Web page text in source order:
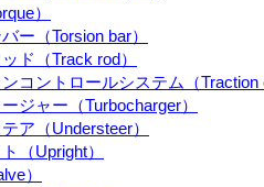
）
ー（Torsion bar）
ド（Track rod）
ンコントロールシステム（
ジャー（Turbocharger）
ア（Understeer）
（Upright）
）